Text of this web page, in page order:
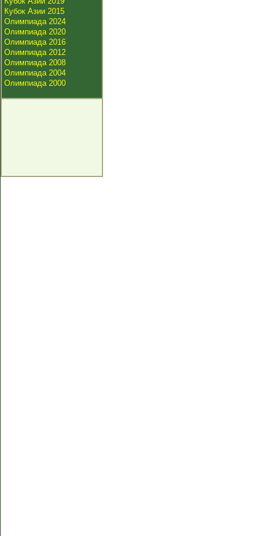
Кубок Азии 2015
Олимпиада 2024
Олимпиада 2020
Олимпиада 2016
Олимпиада 2012
Олимпиада 2008
Олимпиада 2004
Олимпиада 2000